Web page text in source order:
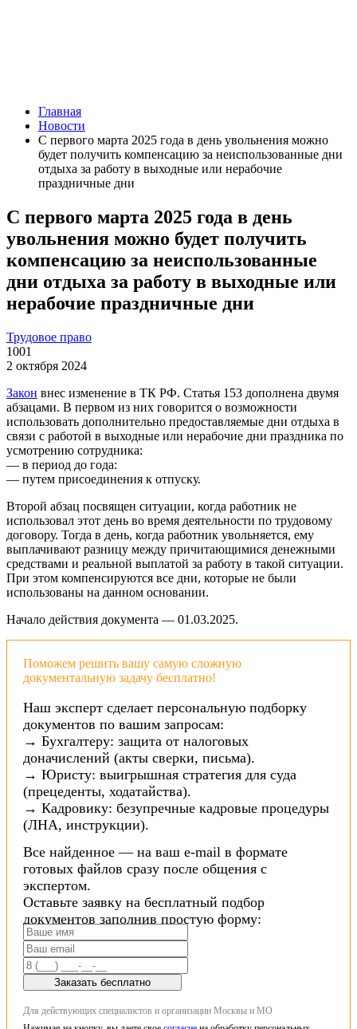
Главная
Новости
С первого марта 2025 года в день увольнения можно
будет получить компенсацию за неиспользованные дни
отдыха за работу в выходные или нерабочие
праздничные дни
С первого марта 2025 года в день
увольнения можно будет получить
компенсацию за неиспользованные
дни отдыха за работу в выходные или
нерабочие праздничные дни
Трудовое право
1001
2 октября 2024
Закон внес изменение в ТК РФ. Статья 153 дополнена двумя
абзацами. В первом из них говорится о возможности
использовать дополнительно предоставляемые дни отдыха в
связи с работой в выходные или нерабочие дни праздника по
усмотрению сотрудника:
— в период до года:
— путем присоединения к отпуску.
Второй абзац посвящен ситуации, когда работник не
использовал этот день во время деятельности по трудовому
договору. Тогда в день, когда работник увольняется, ему
выплачивают разницу между причитающимися денежными
средствами и реальной выплатой за работу в такой ситуации.
При этом компенсируются все дни, которые не были
использованы на данном основании.
Начало действия документа — 01.03.2025.
Поможем решить вашу самую сложную
документальную задачу бесплатно!
Наш эксперт сделает персональную подборку
документов по вашим запросам:
→ Бухгалтеру: защита от налоговых
доначислений (акты сверки, письма).
→ Юристу: выигрышная стратегия для суда
(прецеденты, ходатайства).
→ Кадровику: безупречные кадровые процедуры
(ЛНА, инструкции).
Все найденное — на ваш e-mail в формате
готовых файлов сразу после общения с
экспертом.
Оставьте заявку на бесплатный подбор
документов заполнив простую форму:
Заказать бесплатно
Для действующих специалистов и организации Москвы и МО